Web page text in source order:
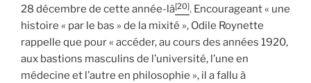
28 décembre de cette année-là[20]. Encourageant « une
histoire « par le bas » de la mixité », Odile Roynette
rappelle que pour « accéder, au cours des années 1920,
aux bastions masculins de l’université, l’une en
médecine et l’autre en philosophie », il a fallu à